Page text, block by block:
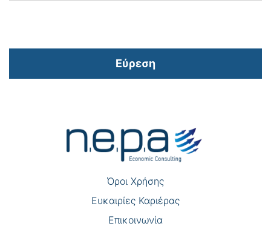
Εύρεση
Όροι Χρήσης
Eυκαιρίες Καριέρας
Επικοινωνία